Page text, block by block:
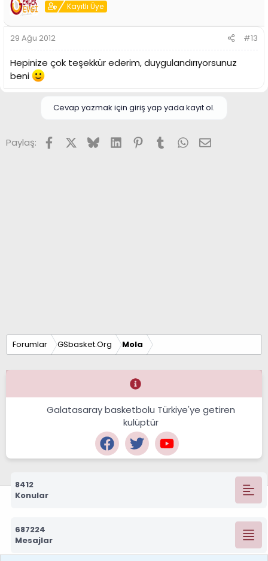
Kayıtlı Üye
29 Ağu 2012 #13
Hepinize çok teşekkür ederim, duygulandırıyorsunuz
beni
Cevap yazmak için giriş yap yada kayıt ol.
Paylaş: FacebookX (Twitter)
BlueskyLinkedInPinterest
TumblrWhatsApp
E-posta
Forumlar GSbasket.Org Mola
Galatasaray basketbolu Türkiye'ye getiren
kulüptür
8412
Konular
687224
Mesajlar